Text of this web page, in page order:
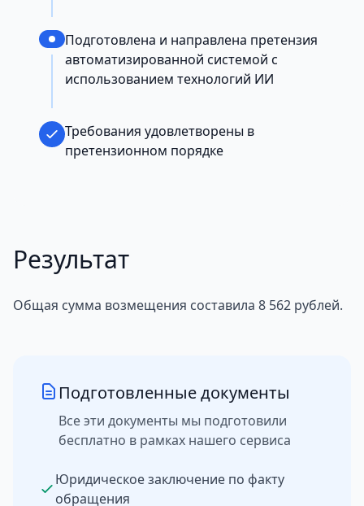
Подготовлена и направлена претензия
автоматизированной системой с
использованием технологий ИИ
Требования удовлетворены в
претензионном порядке
Результат
Общая сумма возмещения составила 8 562 рублей.
Подготовленные документы
Все эти документы мы подготовили
бесплатно в рамках нашего сервиса
Юридическое заключение по факту
обращения